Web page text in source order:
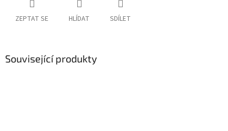
ZEPTAT SE HLÍDAT SDÍLET
Související produkty